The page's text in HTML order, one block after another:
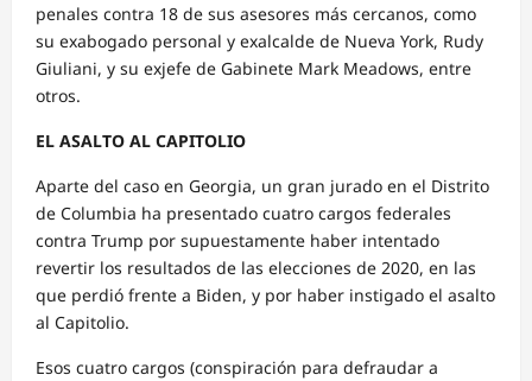
penales contra 18 de sus asesores más cercanos, como
su exabogado personal y exalcalde de Nueva York, Rudy
Giuliani, y su exjefe de Gabinete Mark Meadows, entre
otros.
EL ASALTO AL CAPITOLIO
Aparte del caso en Georgia, un gran jurado en el Distrito
de Columbia ha presentado cuatro cargos federales
contra Trump por supuestamente haber intentado
revertir los resultados de las elecciones de 2020, en las
que perdió frente a Biden, y por haber instigado el asalto
al Capitolio.
Esos cuatro cargos (conspiración para defraudar a